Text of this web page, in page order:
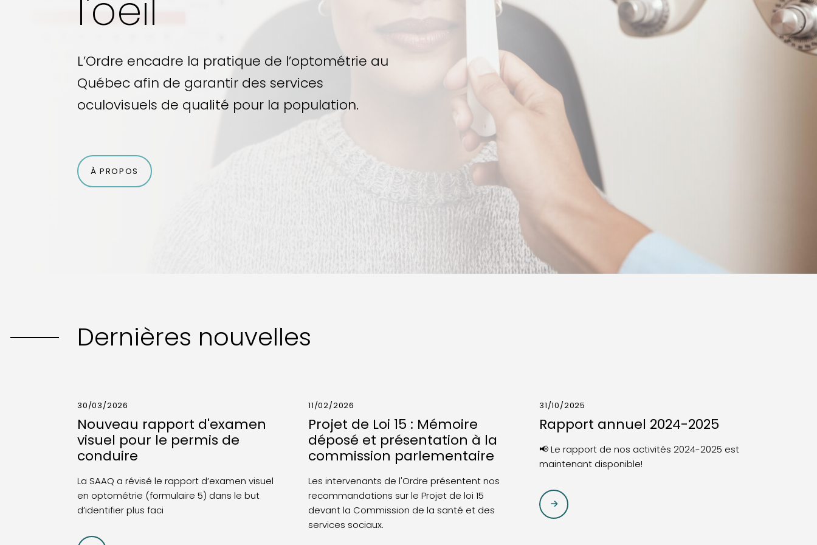
l'oeil
L’Ordre encadre la pratique de l’optométrie au
Québec afin de garantir des services
oculovisuels de qualité pour la population.
À PROPOS
Dernières nouvelles
30/03/2026
Nouveau rapport d'examen
visuel pour le permis de
conduire
La SAAQ a révisé le rapport d’examen visuel
en optométrie (formulaire 5) dans le but
d’identifier plus faci
11/02/2026
Projet de Loi 15 : Mémoire
déposé et présentation à la
commission parlementaire
Les intervenants de l'Ordre présentent nos
recommandations sur le Projet de loi 15
devant la Commission de la santé et des
services sociaux.
31/10/2025
Rapport annuel 2024-2025
📢 Le rapport de nos activités 2024-2025 est
maintenant disponible!